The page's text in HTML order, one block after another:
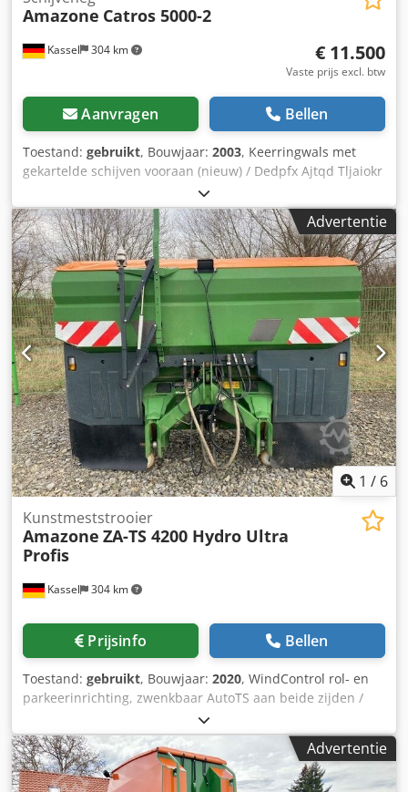
Kassel 304 km
Amazone Catros 5000-2
€ 11.500
Vaste prijs excl. btw
Aanvragen Bellen
Toestand: gebruikt, Bouwjaar: 2003, Keerringwals met
gekartelde schijven vooraan (nieuw) / Dedpfx Ajtqd Tljaiokr
Advertentie
1 / 6
Kassel 304 km
Kunstmeststrooier
Amazone ZA-TS 4200 Hydro Ultra
Profis
Prijsinfo Bellen
Toestand: gebruikt, Bouwjaar: 2020, WindControl rol- en
parkeerinrichting, zwenkbaar AutoTS aan beide zijden /
buisbeschermbeugel L / hellingssensor voor weegsysteem
FlowCheck / EasyCheck-matten, 16 stuks / spatborden L en
ladders / LED-verlichting / afdekzeil L / strooischopset TS
Dkjdpfxerxr Uyo Aaijr
Advertentie